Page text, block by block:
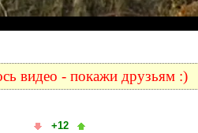
видео - покажи друзьям :)
+12